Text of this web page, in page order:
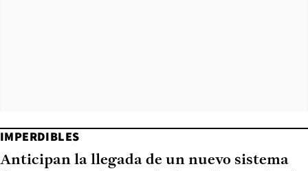
IMPERDIBLES
Anticipan la llegada de un nuevo sistema